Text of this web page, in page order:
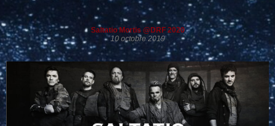
Saltatio Mortis @DRF 2020
10 octobre 2019